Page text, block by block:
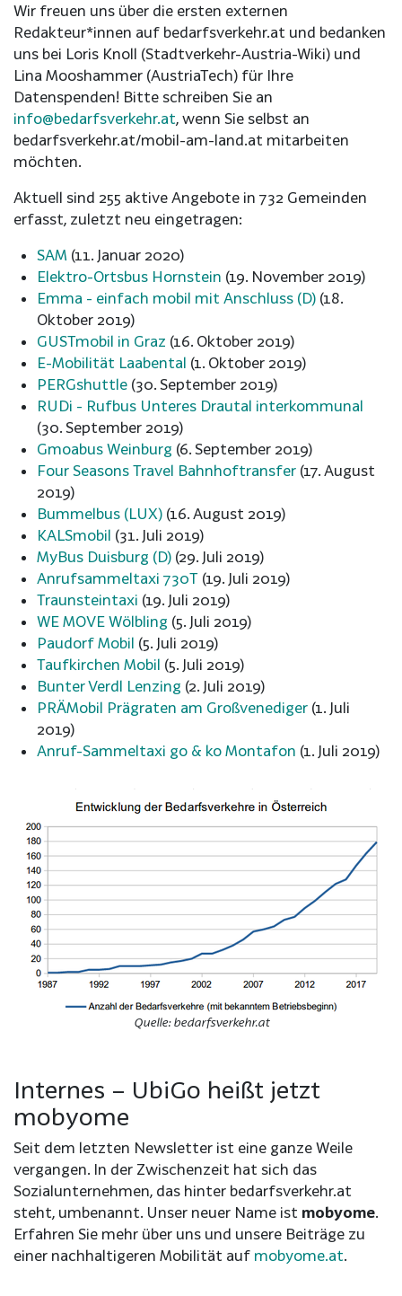
Wir freuen uns über die ersten externen
Redakteur*innen auf bedarfsverkehr.at und bedanken
uns bei Loris Knoll (Stadtverkehr-Austria-Wiki) und
Lina Mooshammer (AustriaTech) für Ihre
Datenspenden! Bitte schreiben Sie an
info@bedarfsverkehr.at, wenn Sie selbst an
bedarfsverkehr.at/mobil-am-land.at mitarbeiten
möchten.
Aktuell sind 255 aktive Angebote in 732 Gemeinden
erfasst, zuletzt neu eingetragen:
SAM (11. Januar 2020)
Elektro-Ortsbus Hornstein (19. November 2019)
Emma - einfach mobil mit Anschluss (D)(18.
Oktober 2019)
GUSTmobil in Graz (16. Oktober 2019)
E-Mobilität Laabental (1. Oktober 2019)
PERGshuttle(30. September 2019)
RUDi - Rufbus Unteres Drautal interkommunal
(30. September 2019)
Gmoabus Weinburg (6. September 2019)
Four Seasons Travel Bahnhoftransfer(17. August
2019)
Bummelbus (LUX)(16. August 2019)
KALSmobil (31. Juli 2019)
MyBus Duisburg (D)(29. Juli 2019)
Anrufsammeltaxi 730T(19. Juli 2019)
Traunsteintaxi (19. Juli 2019)
WE MOVE Wölbling (5. Juli 2019)
Paudorf Mobil (5. Juli 2019)
Taufkirchen Mobil (5. Juli 2019)
Bunter Verdl Lenzing (2. Juli 2019)
PRÄMobil Prägraten am Großvenediger(1. Juli
2019)
Anruf-Sammeltaxi go & ko Montafon (1. Juli 2019)
Quelle: bedarfsverkehr.at
Internes – UbiGo heißt jetzt
mobyome
Seit dem letzten Newsletter ist eine ganze Weile
vergangen. In der Zwischenzeit hat sich das
Sozialunternehmen, das hinter bedarfsverkehr.at
steht, umbenannt. Unser neuer Name ist mobyome.
Erfahren Sie mehr über uns und unsere Beiträge zu
einer nachhaltigeren Mobilität auf mobyome.at.